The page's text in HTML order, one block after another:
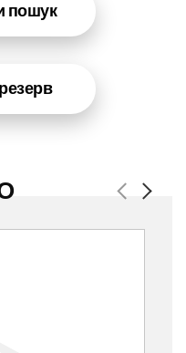
пошук
Previous
Next